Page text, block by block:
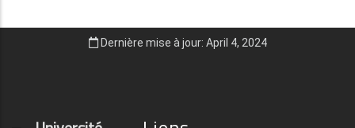
Dernière mise à jour: April 4, 2024